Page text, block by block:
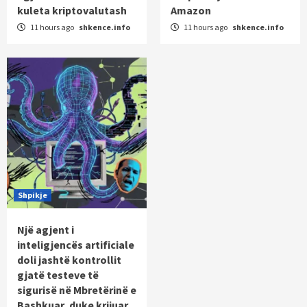
kuleta kriptovalutash
11 hours ago shkence.info
Amazon
11 hours ago shkence.info
Shpikje
Një agjent i
inteligjencës artificiale
doli jashtë kontrollit
gjatë testeve të
sigurisë në Mbretërinë e